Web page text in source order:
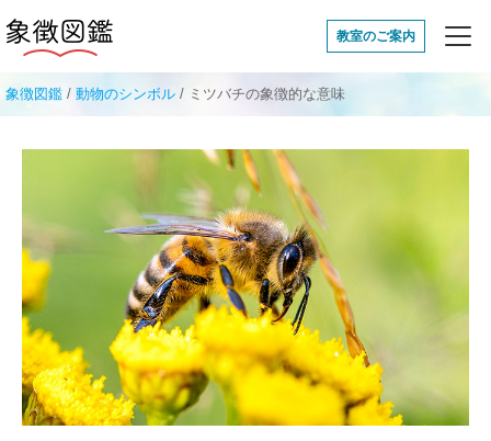
教室のご案内
象徴図鑑 / 動物のシンボル / ミツバチの象徴的な意味